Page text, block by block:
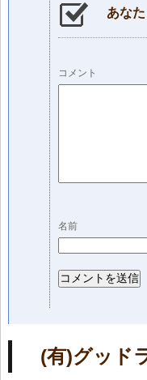
あな
コメント
名前
(有)グッド